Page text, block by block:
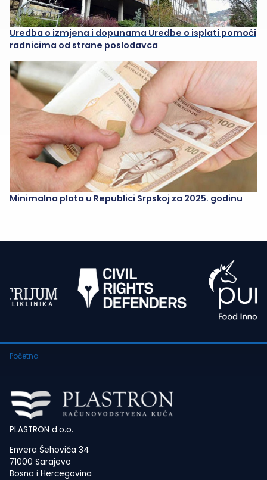
Uredba o izmjena i dopunama Uredbe o isplati pomoći
radnicima od strane poslodavca
Minimalna plata u Republici Srpskoj za 2025. godinu
Početna
PLASTRON d.o.o.
Envera Šehovića 34
71000 Sarajevo
Bosna i Hercegovina